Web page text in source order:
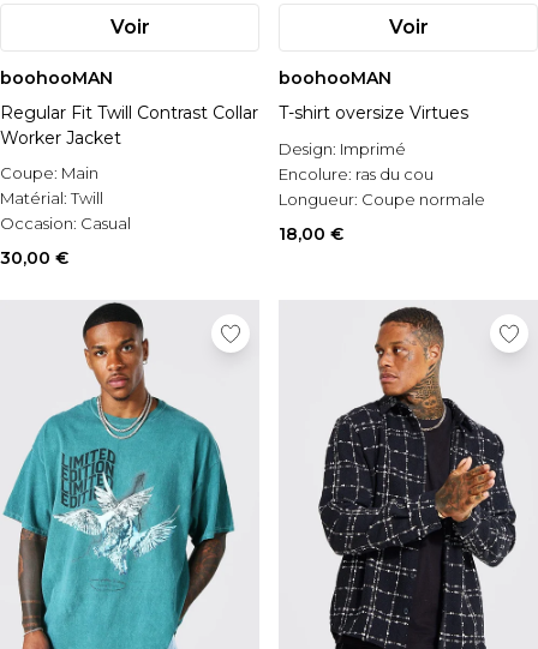
Voir
boohooMAN
Regular Fit Twill Contrast Collar
Worker Jacket
Coupe: Main
Matérial:Twill
Occasion: Casual
30,00 €
Voir
boohooMAN
T-shirt oversize Virtues
Design: Imprimé
Encolure: ras du cou
Longueur: Coupe normale
18,00 €